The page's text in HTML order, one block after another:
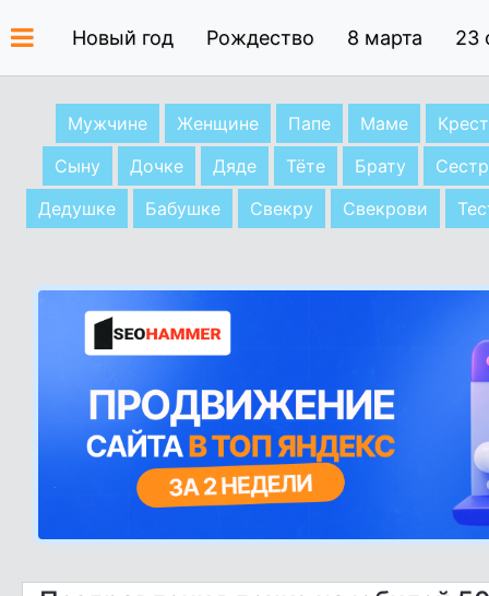
Новый год Рождество 8 марта 23
Мужчине Женщине Папе Маме
Сыну
Дочке Дяде Тёте Брату
Дедушке
Бабушке Свекру Свекрови